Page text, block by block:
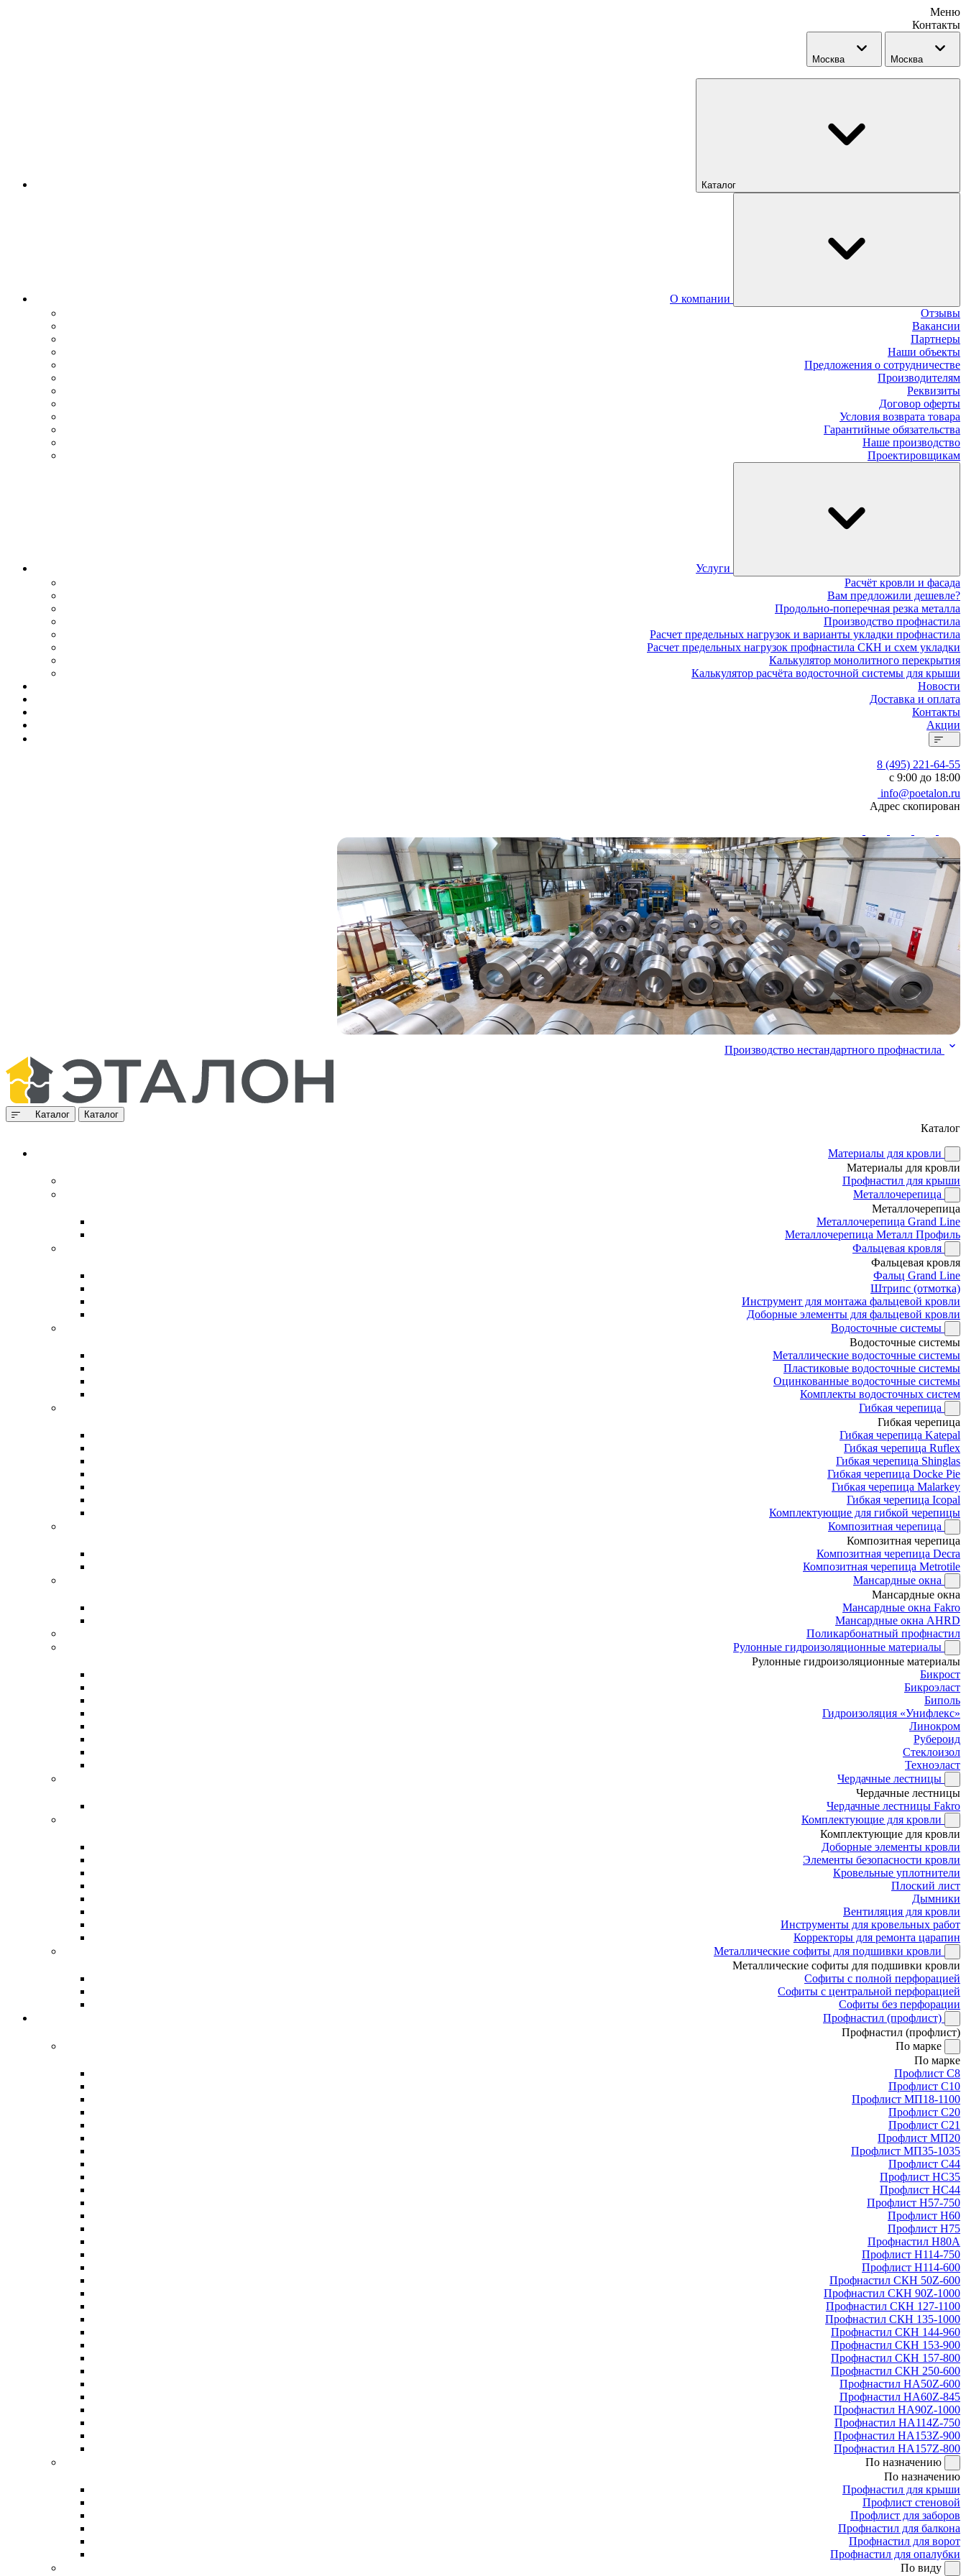
Меню
Контакты
Москва Москва
Каталог
О компании
Отзывы
Вакансии
Партнеры
Наши объекты
Предложения о сотрудничестве
Производителям
Реквизиты
Договор оферты
Условия возврата товара
Гарантийные обязательства
Наше производство
Проектировщикам
Услуги
Расчёт кровли и фасада
Вам предложили дешевле?
Продольно-поперечная резка металла
Производство профнастила
Расчет предельных нагрузок и варианты укладки профнастила
Расчет предельных нагрузок профнастила СКН и схем укладки
Калькулятор монолитного перекрытия
Калькулятор расчёта водосточной системы для крыши
Новости
Доставка и оплата
Контакты
Акции
8 (495) 221-64-55
с 9:00 до 18:00
info@poetalon.ru
Адрес скопирован
Производство нестандартного профнастила
Каталог Каталог
Каталог
Материалы для кровли
Материалы для кровли
Профнастил для крыши
Металлочерепица
Металлочерепица
Металлочерепица Grand Line
Металлочерепица Металл Профиль
Фальцевая кровля
Фальцевая кровля
Фальц Grand Line
Штрипс (отмотка)
Инструмент для монтажа фальцевой кровли
Доборные элементы для фальцевой кровли
Водосточные системы
Водосточные системы
Металлические водосточные системы
Пластиковые водосточные системы
Оцинкованные водосточные системы
Комплекты водосточных систем
Гибкая черепица
Гибкая черепица
Гибкая черепица Katepal
Гибкая черепица Ruflex
Гибкая черепица Shinglas
Гибкая черепица Docke Pie
Гибкая черепица Malarkey
Гибкая черепица Icopal
Комплектующие для гибкой черепицы
Композитная черепица
Композитная черепица
Композитная черепица Decra
Композитная черепица Metrotile
Мансардные окна
Мансардные окна
Мансардные окна Fakro
Мансардные окна AHRD
Поликарбонатный профнастил
Рулонные гидроизоляционные материалы
Рулонные гидроизоляционные материалы
Бикрост
Бикроэласт
Биполь
Гидроизоляция «Унифлекс»
Линокром
Рубероид
Стеклоизол
Техноэласт
Чердачные лестницы
Чердачные лестницы
Чердачные лестницы Fakro
Комплектующие для кровли
Комплектующие для кровли
Доборные элементы кровли
Элементы безопасности кровли
Кровельные уплотнители
Плоский лист
Дымники
Вентиляция для кровли
Инструменты для кровельных работ
Корректоры для ремонта царапин
Металлические софиты для подшивки кровли
Металлические софиты для подшивки кровли
Софиты с полной перфорацией
Софиты с центральной перфорацией
Софиты без перфорации
Профнастил (профлист)
Профнастил (профлист)
По марке
По марке
Профлист С8
Профлист С10
Профлист МП18-1100
Профлист С20
Профлист С21
Профлист МП20
Профлист МП35-1035
Профлист С44
Профлист НС35
Профлист НС44
Профлист Н57-750
Профлист Н60
Профлист Н75
Профнастил Н80А
Профлист Н114-750
Профлист Н114-600
Профнастил СКН 50Z-600
Профнастил СКН 90Z-1000
Профнастил СКН 127-1100
Профнастил СКН 135-1000
Профнастил СКН 144-960
Профнастил СКН 153-900
Профнастил СКН 157-800
Профнастил СКН 250-600
Профнастил НА50Z-600
Профнастил НА60Z-845
Профнастил НА90Z-1000
Профнастил НА114Z-750
Профнастил НА153Z-900
Профнастил НА157Z-800
По назначению
По назначению
Профнастил для крыши
Профлист стеновой
Профлист для заборов
Профнастил для балкона
Профнастил для ворот
Профнастил для опалубки
По виду